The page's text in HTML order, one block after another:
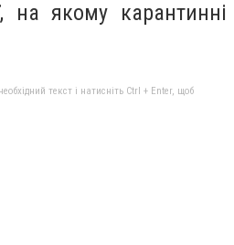
на якому карантинні
текст і натисніть Ctrl + Enter, щоб